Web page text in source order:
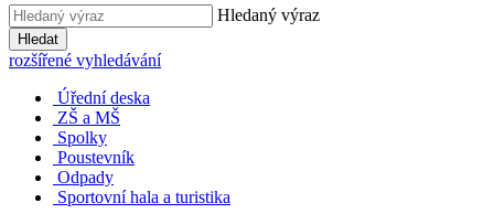
Hledaný výraz
Hledat
rozšířené vyhledávání
Úřední deska
ZŠ a MŠ
Spolky
Poustevník
Odpady
Sportovní hala a turistika